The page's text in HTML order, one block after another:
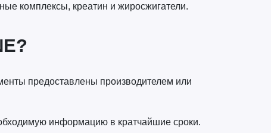
комплексы, креатин и жиросжигатели.
предоставлены производителем или
информацию в кратчайшие сроки.